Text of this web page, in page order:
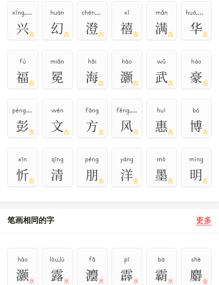
xīng,xìng
兴吉
huàn
幻吉
chéng,dèng
澄吉
xǐ
禧吉
mǎn
满吉
huá,huà,huā
华吉
fú
福吉
miǎn
冕
hǎi
海吉
hào
灏吉
wǔ
武吉
háo
豪吉
péng,bāng
彭吉
wén
文吉
fāng
方吉
fēng,fěng
风吉
huì
惠吉
bó
博吉
xīn
忻吉
qīng
清
péng
朋吉
yáng
洋吉
mò
墨吉
míng
明吉
笔画相同的字 更多
hào
灏水
lòu,lù
露水
fǎ
灋水
pī
霹水
bà
霸水
shè
麝金